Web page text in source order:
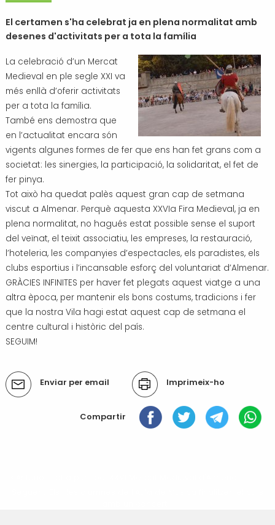
El certamen s'ha celebrat ja en plena normalitat amb
desenes d'activitats per a tota la família
La celebració d’un Mercat
Medieval en ple segle XXI va
més enllà d’oferir activitats
per a tota la família.
També ens demostra que
en l’actualitat encara són
vigents algunes formes de fer que ens han fet grans com a
societat: les sinergies, la participació, la solidaritat, el fet de
fer pinya.
Tot això ha quedat palès aquest gran cap de setmana
viscut a Almenar. Perquè aquesta XXVIa Fira Medieval, ja en
plena normalitat, no hagués estat possible sense el suport
del veïnat, el teixit associatiu, les empreses, la restauració,
l’hoteleria, les companyies d’espectacles, els paradistes, els
clubs esportius i l’incansable esforç del voluntariat d’Almenar.
GRÀCIES INFINITES per haver fet plegats aquest viatge a una
altra època, per mantenir els bons costums, tradicions i fer
que la nostra Vila hagi estat aquest cap de setmana el
centre cultural i històric del país.
SEGUIM!
Accions
del
Enviar per email Imprimeix-ho
Compartir